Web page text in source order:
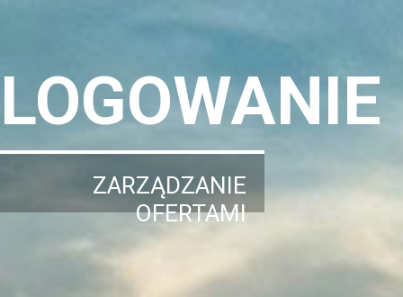
LOGOWANIE
ZARZĄDZANIE
OFERTAMI